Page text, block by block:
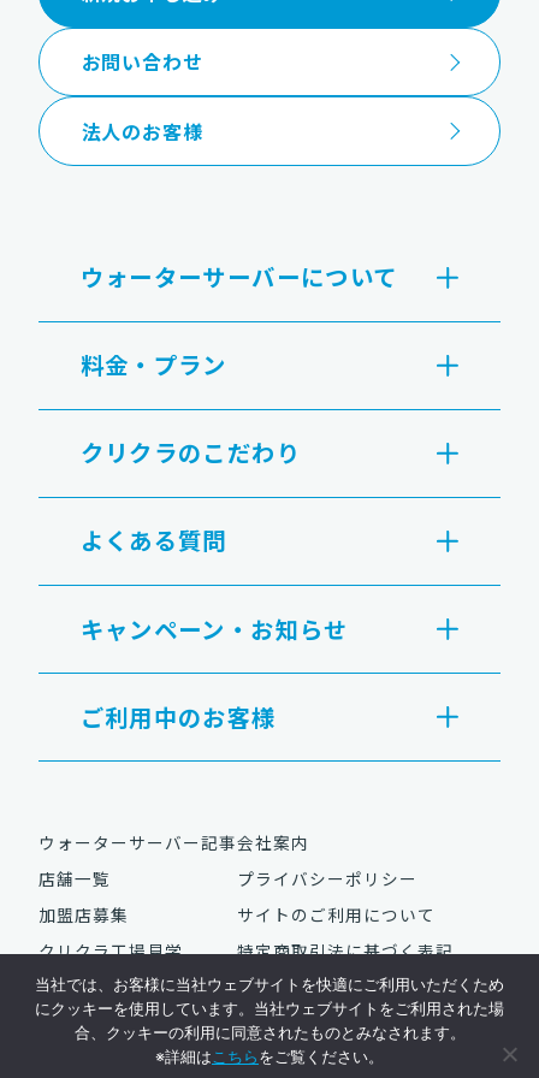
お問い合わせ
法人のお客様
ウォーターサーバーについて
料金・プラン
クリクラのこだわり
よくある質問
キャンペーン・お知らせ
ご利用中のお客様
ウォーターサーバー記事
店舗一覧
加盟店募集
クリクラ工場見学
会社案内
プライバシーポリシー
サイトのご利用について
特定商取引法に基づく表記
Copyright © NAC Co., Ltd. All Rights Reserved.
ウォーターサーバーはクリクラ
当社では、お客様に当社ウェブサイトを快適にご利用いただくため
にクッキーを使用しています。当社ウェブサイトをご利用された場
合、クッキーの利用に同意されたものとみなされます。
※詳細は こちらをご覧ください。